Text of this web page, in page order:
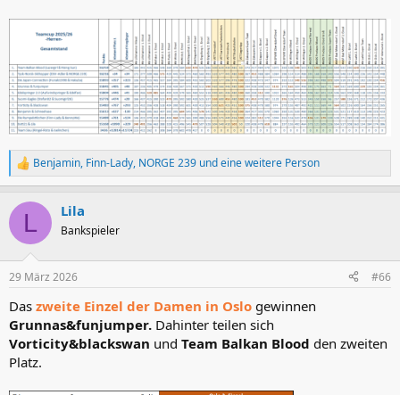
R
e
k
i
e
:
Benjamin, Finn-Lady, NORGE 239 und eine weitere Person
L Lila
Bankspieler
29 März 2026 #66
Das zweite Einzel der Damen in Oslo gewinnen
Grunnas&funjumper. Dahinter teilen sich
Vorticity&blackswan und Team Balkan Blood den zweiten
Platz.